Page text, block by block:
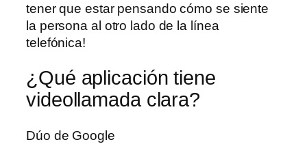
tener que estar pensando cómo se siente
la persona al otro lado de la línea
telefónica!
¿Qué aplicación tiene
videollamada clara?
Dúo de Google